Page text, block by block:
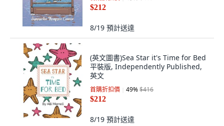
$212
8/19 預計送達
(英文圖書)Sea Star it's Time for Bed
平裝版, Independently Published,
英文
首購折扣價 49%$416
$212
8/19 預計送達